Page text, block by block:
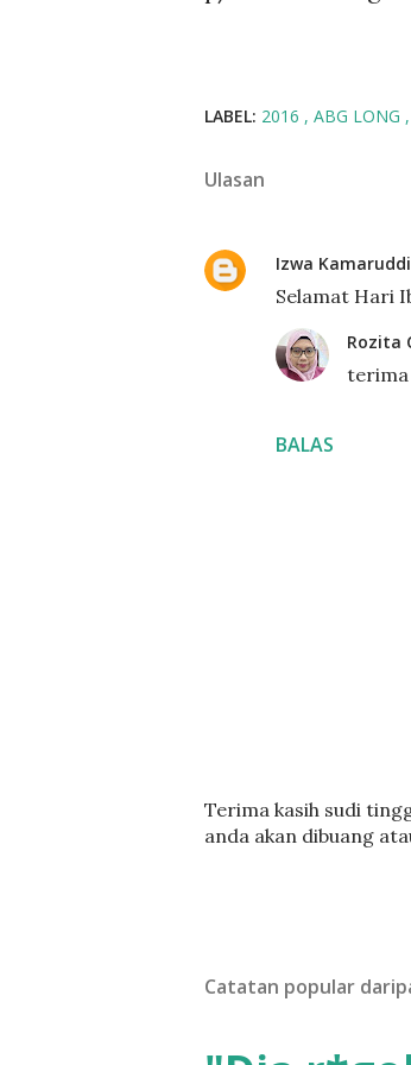
LABEL: 2016 ABG LONG
Ulasan
Izwa
Selamat Hari
BALAS
Rozita
terima
C
a
a
Terima kasih sudi
anda akan dibuang
Catatan popular